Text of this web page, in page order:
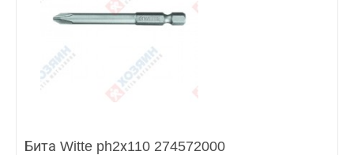
Бита Witte ph2х110 274572000